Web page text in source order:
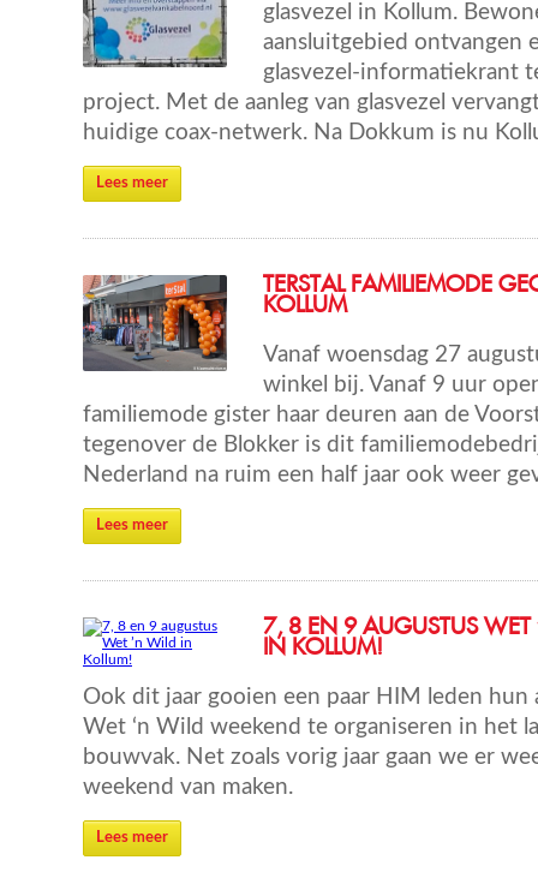
glasvezel in Kollum.
aansluitgebied ontvangen
glasvezel-informatiekrant
project. Met de aanleg van glasvezel
huidige coax-netwerk. Na Dokkum is nu
Lees meer
TERSTAL FAMILIEMODE
KOLLUM
Vanaf woensdag 27
winkel bij. Vanaf 9 uur
familiemode gister haar deuren aan de
tegenover de Blokker is dit
Nederland na ruim een half jaar ook weer
Lees meer
7, 8 EN 9 AUGUSTUS WET
IN KOLLUM!
Ook dit jaar gooien een paar HIM leden hun
Wet ‘n Wild weekend te organiseren in het
bouwvak. Net zoals vorig jaar gaan we er
weekend van maken.
Lees meer